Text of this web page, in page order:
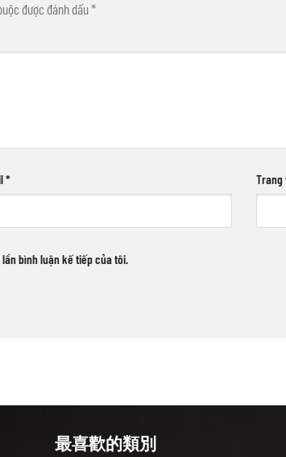
được đánh dấu*
* Trang
bình luận kế tiếp của tôi.
最喜歡的類別